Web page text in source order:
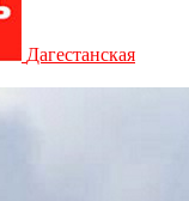
Дагестанская